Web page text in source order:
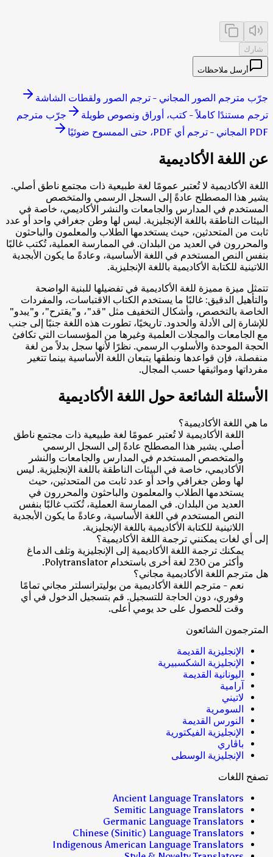
شارك
أرسل ملاحظات
جرّب مترجم الصور المجاني - ترجم الصور ولقطات الشاشة
ترجم مستندًا كاملاً - كتب، أوراق ونصوص طويلة
جرّب مترجم
PDF المجاني - ترجم أي PDF، حتى الممسوح ضوئيًا
عن اللغة الأكاديمية
اللغة الأكاديمية لا تُعتبر عمومًا لغة طبيعية ذات مجتمع ناطق أصلي.
يشير هذا المصطلح عادةً إلى السجل الرسمي والمتخصص
المستخدم في المدارس والجامعات والنشر الأكاديمي، خاصة في
البيئات الناطقة باللغة الإنجليزية. ليس لها وطن جغرافي واحد أو عدد
ثابت من المتحدثين، حيث يستخدمها الطلاب والمعلمون والباحثون
والمحررون في العديد من البلدان. في الممارسة العملية، تُكتب غالبًا
بنفس النص المستخدم في اللغة الأساسية، وعادةً ما يكون الأبجدية
اللاتينية للكتابة الأكاديمية باللغة الإنجليزية.
تتمثل ميزة مميزة للغة الأكاديمية في تفضيلها للبنية الواضحة
والتأهيل الدقيق: غالبًا ما يستخدم الكتاب الاقتباسات، والمفردات
الخاصة بالتخصص، وأشكال التخفيف مثل "قد"، و"يقترح"، و"يبدو"
للإشارة إلى الأدلة والحدود. تاريخيًا، تطورت هذه اللغة جنبًا إلى جنب
مع الجامعات والمجلات العلمية وغيرها من المؤسسات التي تكافئ
الحجة الموحدة والأسلوب الرسمي. نظرًا لأنها سجل بدلاً من لغة
منفصلة، فإن قواعدها ونطقها يتبعان اللغة الأساسية بينما تتغير
مفرداتها ومواثيقها حسب المجال.
الأسئلة الشائعة حول اللغة الأكاديمية
ما هي اللغة الأكاديمية؟
اللغة الأكاديمية لا تُعتبر عمومًا لغة طبيعية ذات مجتمع ناطق
أصلي. يشير هذا المصطلح عادةً إلى السجل الرسمي
والمتخصص المستخدم في المدارس والجامعات والنشر
الأكاديمي، خاصة في البيئات الناطقة باللغة الإنجليزية. ليس
لها وطن جغرافي واحد أو عدد ثابت من المتحدثين، حيث
يستخدمها الطلاب والمعلمون والباحثون والمحررون في
العديد من البلدان. في الممارسة العملية، تُكتب غالبًا بنفس
النص المستخدم في اللغة الأساسية، وعادةً ما يكون الأبجدية
اللاتينية للكتابة الأكاديمية باللغة الإنجليزية.
إلى أي لغات يمكنني ترجمة اللغة الأكاديمية؟
يمكنك ترجمة اللغة الأكاديمية إلى الإنجليزية وتلف الدماغ
وأكثر من 230 لغة أخرى باستخدام Polytranslator.
هل مترجم اللغة الأكاديمية مجاني؟
نعم - مترجم اللغة الأكاديمية من بوليترانسلتر مجاني تمامًا
وفوري، دون الحاجة للتسجيل. قم بتسجيل الدخول في أي
وقت للحصول على حد يومي أعلى.
المترجمون الشائعون
الإنجليزية القديمة
الإنجليزية الشكسبيرية
اليونانية القديمة
آرامية
لاتيني
السومرية
النورس القديمة
الإنجليزية الفيكتورية
باڤاري
الإنجليزية الوسطى
تصفح اللغات
Ancient Language Translators
Semitic Language Translators
Germanic Language Translators
Chinese (Sinitic) Language Translators
Indigenous American Language Translators